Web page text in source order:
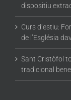
dispositiu
Curs d’estiu:
de l’Església
Sant Cristòfol
tradicional